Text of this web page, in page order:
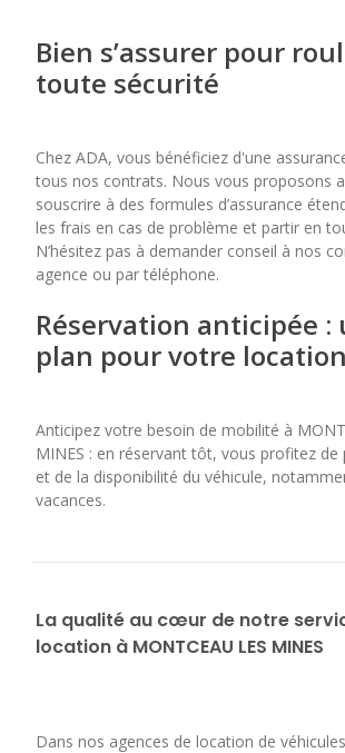
Bien s’assurer pour
toute sécurité
Chez ADA, vous bénéficiez d'une
tous nos contrats. Nous vous proposons
souscrire à des formules d’assurance
les frais en cas de problème et partir en
N’hésitez pas à demander conseil à nos
agence ou par téléphone.
Réservation anticipée :
plan pour votre location
Anticipez votre besoin de mobilité à
MINES : en réservant tôt, vous profitez de
et de la disponibilité du véhicule,
vacances.
La qualité au cœur de notre
location à MONTCEAU LES MINES
Dans nos agences de location de